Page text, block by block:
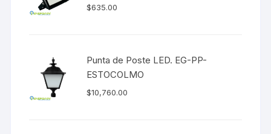
$635.00
Punta de Poste LED. EG-PP-
ESTOCOLMO
$10,760.00